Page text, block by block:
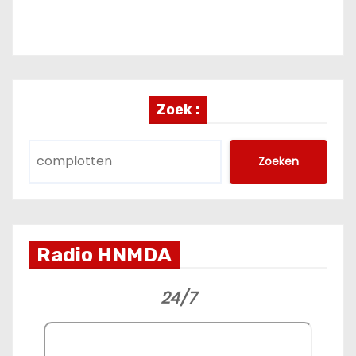
Zoek :
Zoeken
Radio HNMDA
24/7